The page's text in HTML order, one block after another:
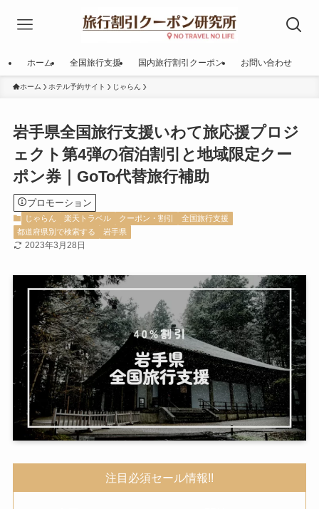
ホーム 全国旅行支援 国内旅行割引クーポン お問い合わせ
ホーム ホテル予約サイト じゃらん
岩手県全国旅行支援いわて旅応援プロジ
ェクト第4弾の宿泊割引と地域限定クー
ポン券｜GoTo代替旅行補助
プロモーション
じゃらん 楽天トラベル クーポン・割引
全国旅行支援
都道府県別で検索する
岩手県
2023年3月28日
注目必須セール情報!!